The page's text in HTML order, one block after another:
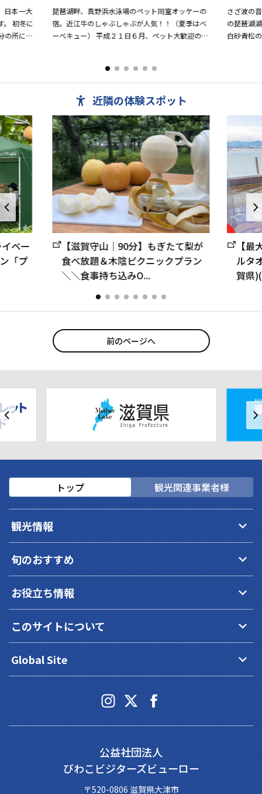
日本一大
。 初冬に
の所に有
琵琶湖畔、真野浜水泳場のペット同室オッケーの
宿。近江牛のしゃぶしゃぶが人気！！（夏季はべ
ーべキュー） 平成２１日６月、ペット大歓迎の貸
さざ波の
の琵琶湖
白砂青松
近隣の体験スポット
ベー
「プ
【滋賀守山｜90分】もぎたて梨が
食べ放題＆木陰ピクニックプラン
＼＼食事持ち込みO...
【
ルタ
賀県
前のページへ
トップ 観光関連事業者様
観光情報 keyboard_arrow_down
旬のおすすめ keyboard_arrow_down
お役立ち情報 keyboard_arrow_down
このサイトについて keyboard_arrow_down
Global Site keyboard_arrow_down
公益社団法人
びわこビジターズビューロー
〒520-0806 滋賀県大津市